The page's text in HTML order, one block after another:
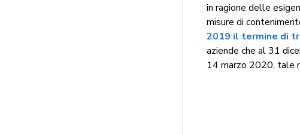
in ragione delle
misure di
2019 il termine di
aziende che al 31
14 marzo 2020, tale